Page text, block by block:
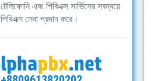
এবং পিবিএক্স সার্ভিসের সবন্বয়ে
সেবা প্রদান করে।